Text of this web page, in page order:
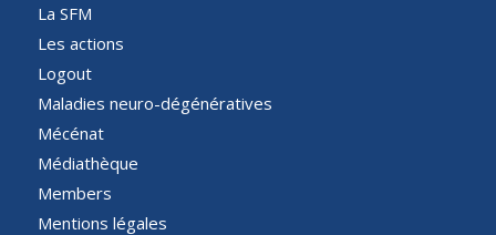
La SFM
Les actions
Logout
Maladies neuro-dégénératives
Mécénat
Médiathèque
Members
Mentions légales